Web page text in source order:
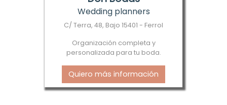
Wedding planners
C/ Terra, 48, Bajo 15401 - Ferrol
Organización completa y
personalizada para tu boda.
Quiero más información